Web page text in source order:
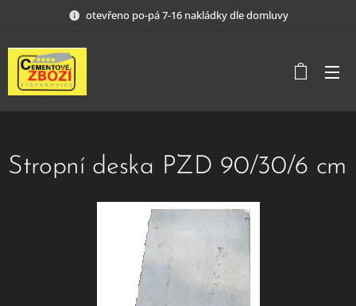
otevřeno po-pá 7-16 nakládky dle domluvy
Stropní deska PZD 90/30/6 cm